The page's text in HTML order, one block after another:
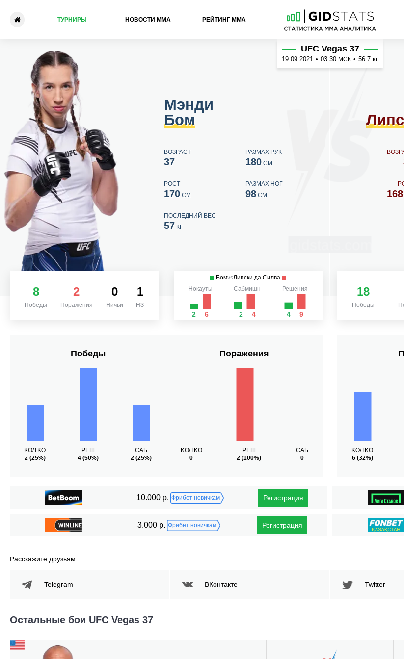
ТУРНИРЫ НОВОСТИ ММА РЕЙТИНГ ММА
Мэнди Бом - Ариани Липски да Силва
Мэнди
Бом
ВОЗРАСТ
37
РАЗМАХ РУК
180СМ
РОСТ
170СМ
РАЗМАХ НОГ
98СМ
ПОСЛЕДНИЙ ВЕС
57 КГ
UFC Vegas 37
19.09.2021 • 03:30 МСК • 56.7 кг
168
8
Победы
2
Поражения
0
Ничьи
1
НЗ
БомvsЛипски да Силва
Нокауты
2 6
Сабмишн
2 4
Решения
4 9
18
Победы
Победы
KO/TKO
2(25%)
РЕШ
4 (50%)
САБ
2 (25%)
Поражения
KO/TKO
0
РЕШ
2 (100%)
САБ
0
KO/TKO
6(32%)
10.000 р. Фрибет новичкам Регистрация
3.000 р. Фрибет новичкам Регистрация
Расскажите друзьям
Telegram ВКонтакте Twitter
Остальные бои UFC Vegas 37